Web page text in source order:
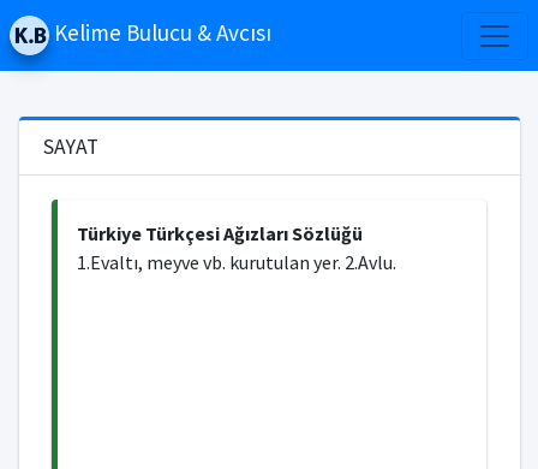
Kelime Bulucu & Avcısı
SAYAT
Türkiye Türkçesi Ağızları Sözlüğü
1.Evaltı, meyve vb. kurutulan yer. 2.Avlu.